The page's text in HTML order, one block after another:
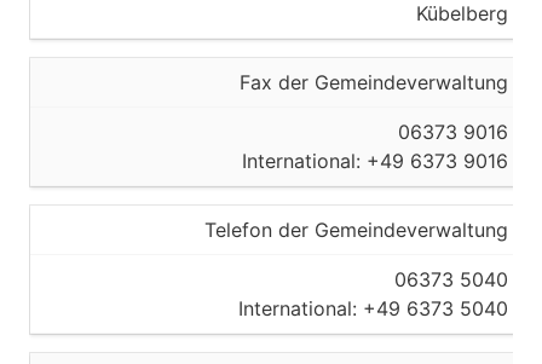
Kübelberg
Fax der Gemeindeverwaltung
06373 9016
International: +49 6373 9016
Telefon der Gemeindeverwaltung
06373 5040
International: +49 6373 5040